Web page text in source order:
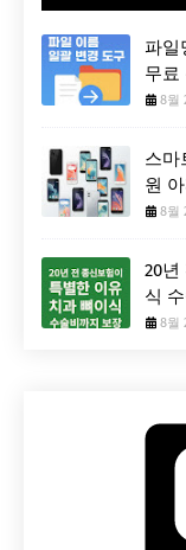
파일
무료
8월
스마
원
8월
20년
식
8월